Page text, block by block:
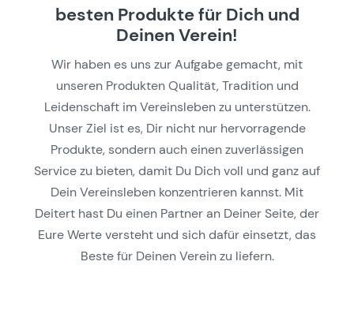
besten Produkte für Dich und
Deinen Verein!
Wir haben es uns zur Aufgabe gemacht, mit
unseren Produkten Qualität, Tradition und
Leidenschaft im Vereinsleben zu unterstützen.
Unser Ziel ist es, Dir nicht nur hervorragende
Produkte, sondern auch einen zuverlässigen
Service zu bieten, damit Du Dich voll und ganz auf
Dein Vereinsleben konzentrieren kannst. Mit
Deitert hast Du einen Partner an Deiner Seite, der
Eure Werte versteht und sich dafür einsetzt, das
Beste für Deinen Verein zu liefern.